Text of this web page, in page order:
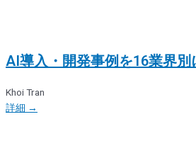
AI導入・開発事例を16業界別
Khoi Tran
詳細 →